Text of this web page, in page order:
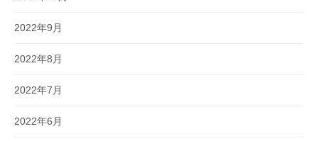
2022年9月
2022年8月
2022年7月
2022年6月